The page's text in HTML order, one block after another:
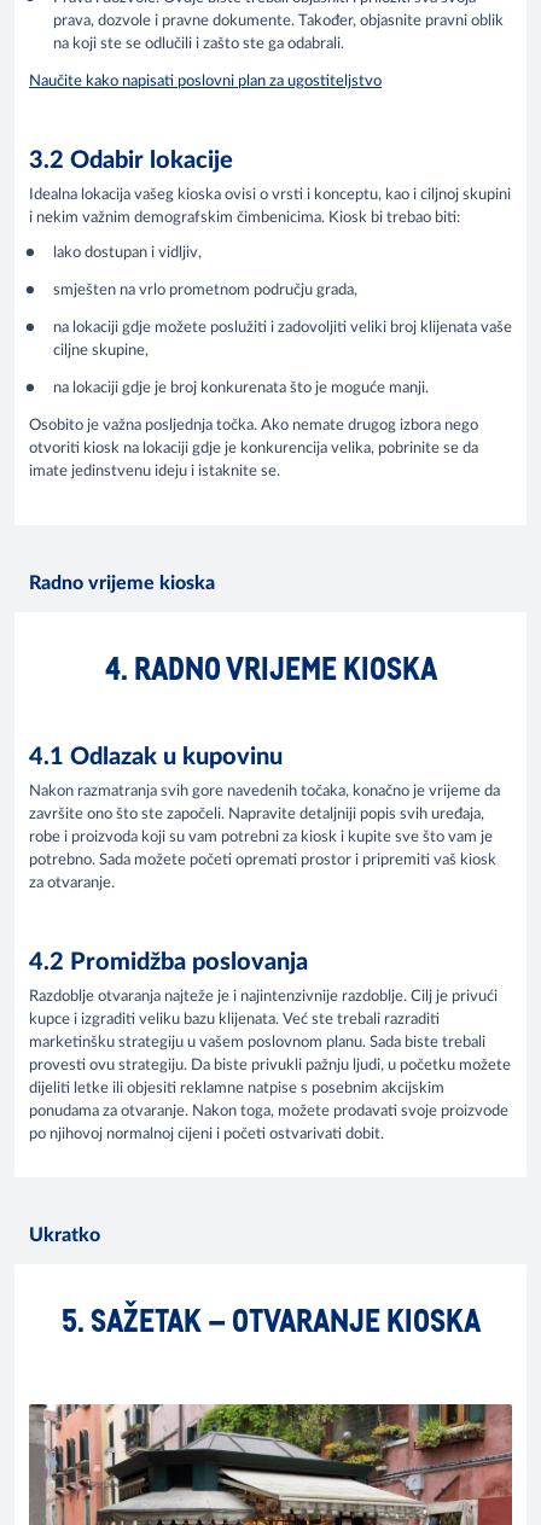
prava, dozvole i pravne dokumente. Također, objasnite pravni oblik
na koji ste se odlučili i zašto ste ga odabrali.
Naučite kako napisati poslovni plan za ugostiteljstvo
3.2 Odabir lokacije
Idealna lokacija vašeg kioska ovisi o vrsti i konceptu, kao i ciljnoj skupini
i nekim važnim demografskim čimbenicima. Kiosk bi trebao biti:
lako dostupan i vidljiv,
smješten na vrlo prometnom području grada,
na lokaciji gdje možete poslužiti i zadovoljiti veliki broj klijenata vaše
ciljne skupine,
na lokaciji gdje je broj konkurenata što je moguće manji.
Osobito je važna posljednja točka. Ako nemate drugog izbora nego
otvoriti kiosk na lokaciji gdje je konkurencija velika, pobrinite se da
imate jedinstvenu ideju i istaknite se.
Radno vrijeme kioska
4. RADNO VRIJEME KIOSKA
4.1 Odlazak u kupovinu
Nakon razmatranja svih gore navedenih točaka, konačno je vrijeme da
završite ono što ste započeli. Napravite detaljniji popis svih uređaja,
robe i proizvoda koji su vam potrebni za kiosk i kupite sve što vam je
potrebno. Sada možete početi opremati prostor i pripremiti vaš kiosk
za otvaranje.
4.2 Promidžba poslovanja
Razdoblje otvaranja najteže je i najintenzivnije razdoblje. Cilj je privući
kupce i izgraditi veliku bazu klijenata. Već ste trebali razraditi
marketinšku strategiju u vašem poslovnom planu. Sada biste trebali
provesti ovu strategiju. Da biste privukli pažnju ljudi, u početku možete
dijeliti letke ili objesiti reklamne natpise s posebnim akcijskim
ponudama za otvaranje. Nakon toga, možete prodavati svoje proizvode
po njihovoj normalnoj cijeni i početi ostvarivati dobit.
Ukratko
5. SAŽETAK – OTVARANJE KIOSKA